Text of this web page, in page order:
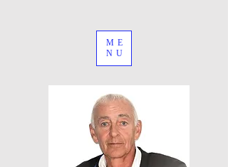
ME
NU